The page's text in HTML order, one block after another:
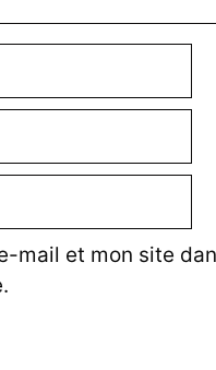
mail et mon site